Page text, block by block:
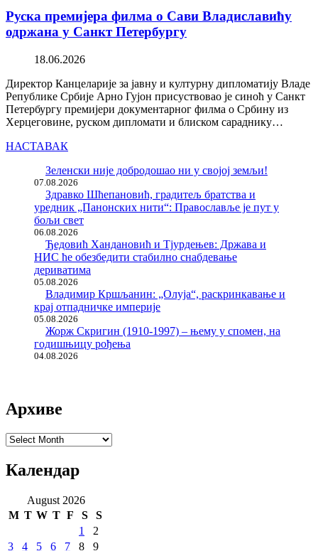
Руска премијера филма о Сави Владиславићу
одржана у Санкт Петербургу
18.06.2026
Директор Канцеларије за јавну и културну дипломатију Владе
Републике Србије Арно Гујон присуствовао је синоћ у Санкт
Петербургу премијери документарног филма о Србину из
Херцеговине, руском дипломати и блиском сараднику…
НАСТАВАК
Зеленски није добродошао ни у својој земљи!
07.08.2026
Здравко Шћепановић, градитељ братства и
уредник „Панонских нити“: Православље је пут у
бољи свет
06.08.2026
Ђедовић Хандановић и Тјурдењев: Држава и
НИС ће обезбедити стабилно снабдевање
дериватима
05.08.2026
Владимир Кршљанин: „Олуја“, раскринкавање и
крај отпадничке империје
05.08.2026
Жорж Скригин (1910-1997) – њему у спомен, на
годишњицу рођења
04.08.2026
Архиве
Архиве
Календар
August 2026
M T W T F S
S
1
2
3
4 5 6 7 8
9